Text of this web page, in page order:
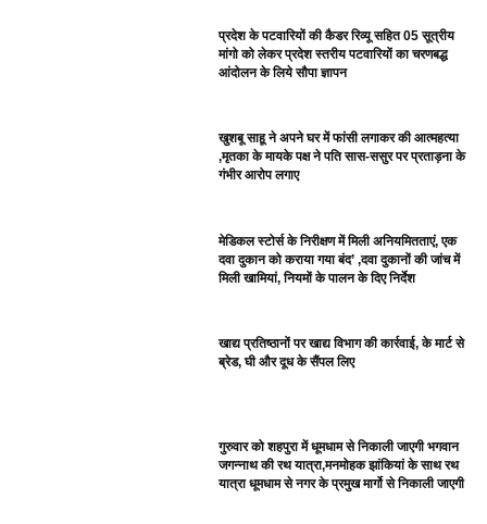
प्रदेश के पटवारियों की कैडर रिव्यू सहित 05 सूत्रीय
मांगो को लेकर प्रदेश स्तरीय पटवारियों का चरणबद्ध
आंदोलन के लिये सौपा ज्ञापन
खुशबू साहू ने अपने घर में फांसी लगाकर की आत्महत्या
,मृतका के मायके पक्ष ने पति सास-ससुर पर प्रताड़ना के
गंभीर आरोप लगाए
मेडिकल स्टोर्स के निरीक्षण में मिली अनियमितताएं, एक
दवा दुकान को कराया गया बंद’ ,दवा दुकानों की जांच में
मिली खामियां, नियमों के पालन के दिए निर्देश
खाद्य प्रतिष्ठानों पर खाद्य विभाग की कार्रवाई, के मार्ट से
ब्रेड, घी और दूध के सैंपल लिए
गुरुवार को शहपुरा में धूमधाम से निकाली जाएगी भगवान
जगन्नाथ की रथ यात्रा,मनमोहक झांकियां के साथ रथ
यात्रा धूमधाम से नगर के प्रमुख मार्गो से निकाली जाएगी